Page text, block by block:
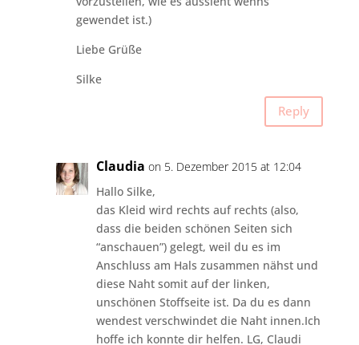
gewendet ist.)
Liebe Grüße
Silke
Reply
Claudia on 5. Dezember 2015 at 12:04
Hallo Silke,
das Kleid wird rechts auf rechts (also,
dass die beiden schönen Seiten sich
“anschauen”) gelegt, weil du es im
Anschluss am Hals zusammen nähst und
diese Naht somit auf der linken,
unschönen Stoffseite ist. Da du es dann
wendest verschwindet die Naht innen.Ich
hoffe ich konnte dir helfen. LG, Claudi